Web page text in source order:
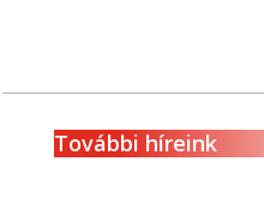
További híreink